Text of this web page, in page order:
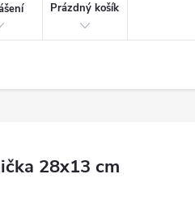
Prázdný košík
28x13 cm